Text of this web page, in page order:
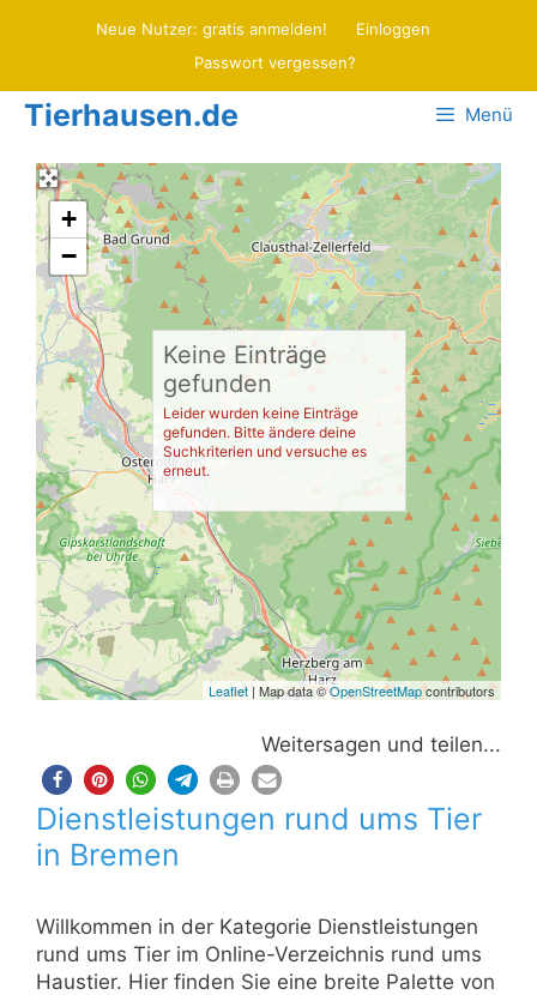
Neue Nutzer: gratis anmelden!
Einloggen
Passwort vergessen?
Tierhausen.de Menü
+
−
Leaflet | Map data ©OpenStreetMapcontributors
Keine Einträge
gefunden
Leider wurden keine Einträge
gefunden. Bitte ändere deine
Suchkriterien und versuche es
erneut.
Weitersagen und teilen...
Dienstleistungen rund ums Tier
in Bremen
Willkommen in der Kategorie Dienstleistungen
rund ums Tier im Online-Verzeichnis rund ums
Haustier. Hier finden Sie eine breite Palette von